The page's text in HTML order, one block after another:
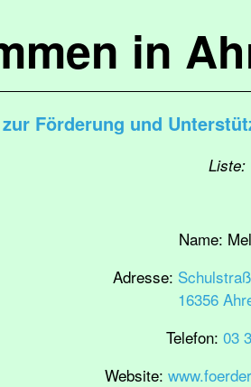
in
Förderung und
Liste:
Name:
Adresse:
16356
Telefon: 03
Website: